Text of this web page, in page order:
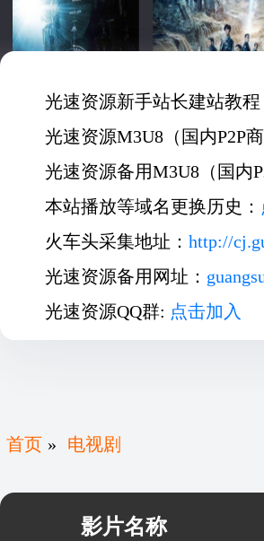
光速资源新手站长建站教程
光速资源M3U8（国内P2P
光速资源备用M3U8（国内
本站播放等域名更换历史：
火车头采集地址： http://
光速资源备用网址：
光速资源QQ群: 点击加入
首页 » 电视剧
影片名称